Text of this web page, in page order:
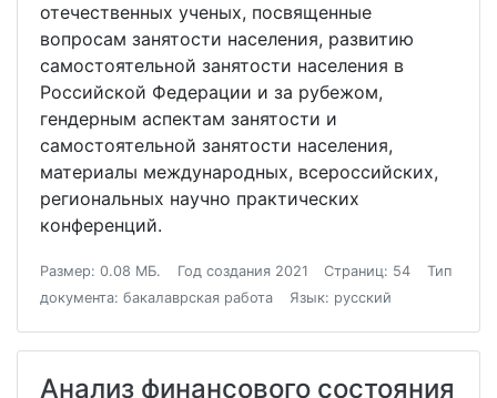
отечественных ученых, посвященные
вопросам занятости населения, развитию
самостоятельной занятости населения в
Российской Федерации и за рубежом,
гендерным аспектам занятости и
самостоятельной занятости населения,
материалы международных, всероссийских,
региональных научно практических
конференций.
Размер: 0.08 МБ. Год создания 2021 Страниц: 54
Тип
документа: бакалаврская работа
Язык: русский
Анализ финансового состояния